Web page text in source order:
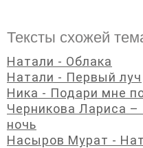
Тексты схожей
Натали - Облака
Натали - Первый луч
Ника - Подари мне
Черникова Лариса
ночь
Насыров Мурат -